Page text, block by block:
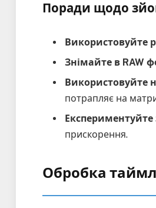
Поради щодо
Використовуйте
Знімайте в RAW
Використовуйте
потрапляє на
прискорення.
Обробка